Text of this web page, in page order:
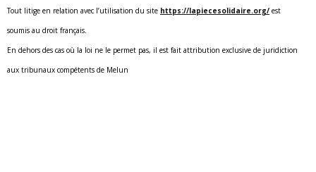
Tout litige en relation avec l’utilisation du site https://lapiecesolidaire.org/ est
soumis au droit français.
En dehors des cas où la loi ne le permet pas, il est fait attribution exclusive de juridiction
aux tribunaux compétents de Melun